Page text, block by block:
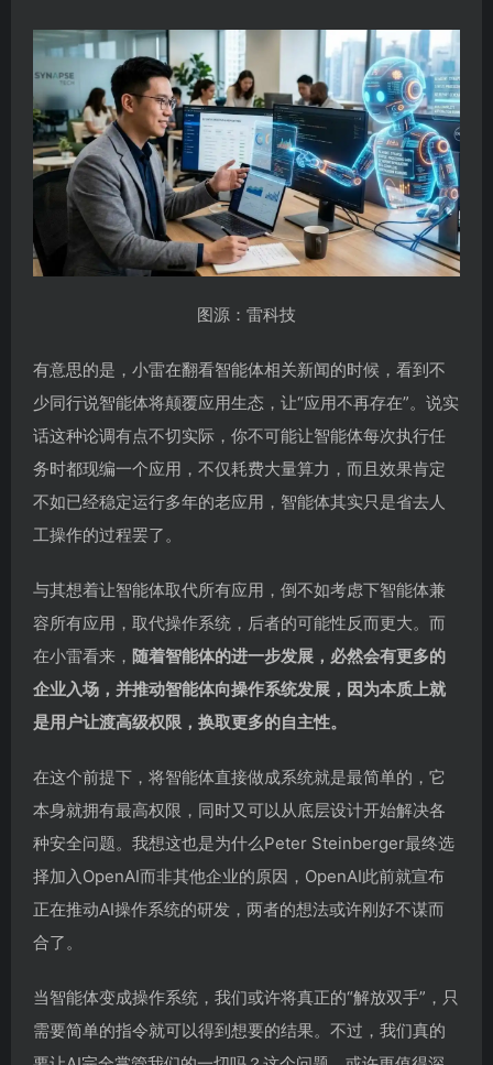
图源：雷科技
有意思的是，小雷在翻看智能体相关新闻的时候，看到不
少同行说智能体将颠覆应用生态，让“应用不再存在”。说实
话这种论调有点不切实际，你不可能让智能体每次执行任
务时都现编一个应用，不仅耗费大量算力，而且效果肯定
不如已经稳定运行多年的老应用，智能体其实只是省去人
工操作的过程罢了。
与其想着让智能体取代所有应用，倒不如考虑下智能体兼
容所有应用，取代操作系统，后者的可能性反而更大。而
在小雷看来， 随着智能体的进一步发展，必然会有更多的
企业入场，并推动智能体向操作系统发展，因为本质上就
是用户让渡高级权限，换取更多的自主性。
在这个前提下，将智能体直接做成系统就是最简单的，它
本身就拥有最高权限，同时又可以从底层设计开始解决各
种安全问题。我想这也是为什么Peter Steinberger最终选
择加入OpenAI而非其他企业的原因，OpenAI此前就宣布
正在推动AI操作系统的研发，两者的想法或许刚好不谋而
合了。
当智能体变成操作系统，我们或许将真正的“解放双手”，只
需要简单的指令就可以得到想要的结果。不过，我们真的